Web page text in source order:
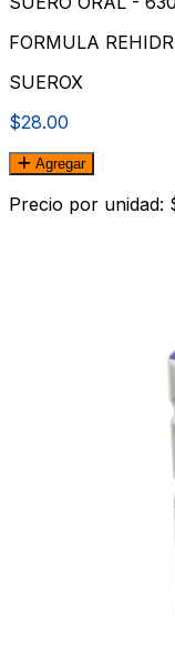
FORMULA
SUEROX
$28.00
Agregar
Precio por unidad: